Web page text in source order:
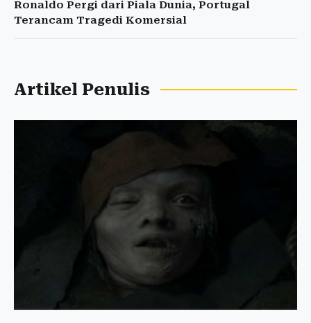
Ronaldo Pergi dari Piala Dunia, Portugal
Terancam Tragedi Komersial
Artikel Penulis